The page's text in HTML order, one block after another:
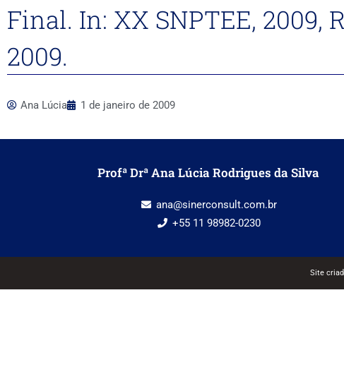
Final. In: XX SNPTEE, 2009,
2009.
Ana Lúcia 1 de janeiro de 2009
Profª Drª Ana Lúcia Rodrigues da Silva
ana@sinerconsult.com.br
+55 11 98982-0230
Site